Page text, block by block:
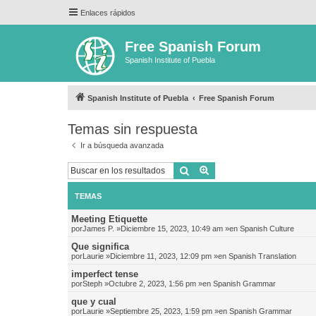
Enlaces rápidos
Free Spanish Forum
Spanish Institute of Puebla
Spanish Institute of Puebla Free Spanish Forum
Temas sin respuesta
Ir a búsqueda avanzada
Buscar
TEMAS
Meeting Etiquette
porJames P. »Diciembre 15, 2023, 10:49 am »en Spanish Culture
Que significa
porLaurie »Diciembre 11, 2023, 12:09 pm »en Spanish Translation
imperfect tense
porSteph »Octubre 2, 2023, 1:56 pm »en Spanish Grammar
que y cual
porLaurie »Septiembre 25, 2023, 1:59 pm »en Spanish Grammar